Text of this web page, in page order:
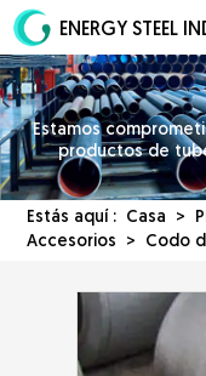
ENERGY STEEL
Estamos
productos de
Estás aquí : Casa >
Accesorios > Codo